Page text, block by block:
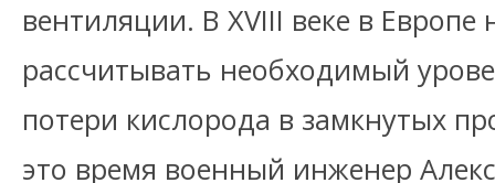
вентиляции. В XVIII веке в Европе
рассчитывать необходимый
потери кислорода в замкнутых
это время военный инженер